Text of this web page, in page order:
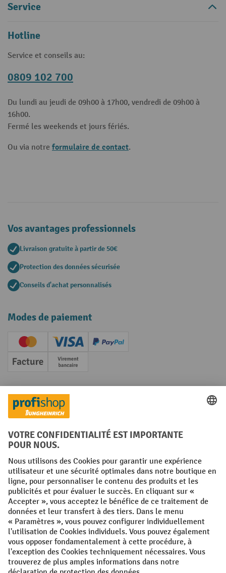
Service
Hotline
Service et conseils au:
0809 102 700
Du lundi au jeudi de 09h00 à 17h00, vendredi de 09h00 à
16h00.
Fermé les weekends et jours fériés.
Ou via notre formulaire de contact.
Vos avantages professionnels
Livraison gratuite à partir de 50€
Protection des données sécurisée
Conseils d'achat personnalisés
Modes de paiement
Creditcard (Master)Creditcard (Visa)
PayPal
Facture Paiement anticipé
Réseaux sociaux
Facebook
YouTube
LinkedInInstagram
Conditions générales Mentions légales
Protection des Données Politique de cookies
All prices excl. VAT plusshipping costsand possible delivery charges,
if not stated otherwise.
¹ La remise est valable jusqu'à épuisement des stocks. La remise ne
s'applique pas aux prix spéciaux. Il n'est pas possible de le combiner
avec d'autres réductions en pourcentage ou bons de réduction. | ² Une
réduction unique est offerte lors de la première inscription à la